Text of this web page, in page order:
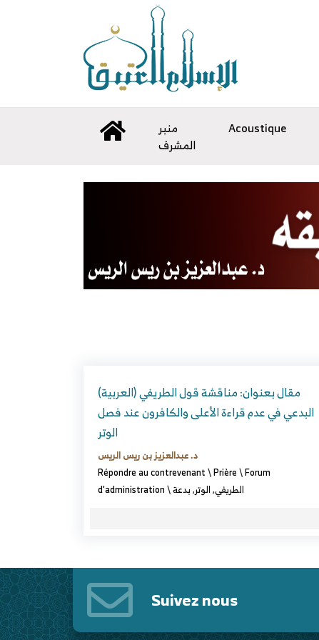
منبر
المشرف
Acoustique
(العربية) مقال بعنوان: مناقشة قول الطريفي
البدعي في عدم قراءة الأعلى والكافرون عند فصل
الوتر
د. عبدالعزيز بن ريس الريس
Répondre au contrevenant\Prière\Forum
d'administration\ الطريفي,الوتر,بدعة
Suivez nous